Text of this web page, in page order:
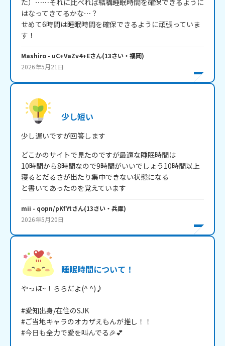
た）⋯⋯それに比べれば結構睡眠時間を確保できるように
はなってきてるかな⋯？
せめて6時間は睡眠時間を確保できるように頑張っていま
す！
Mashiro - uC+VaZv4+Eさん(13さい・ 福岡)
2026年5月21日
少し短い
少し遅いですが回答します
どこかのサイトで見たのですが最適な睡眠時間は
10時間から8時間なので9時間がいいでしょう10時間以上
寝るとだるさが出たり集中できない状態になる
と書いてあったのを覚えています
mii - qopn/pKfYtさん(13さい・ 兵庫)
2026年5月20日
睡眠時間について！
やっほ~！ららだよ(^ ^)♪
#愛知出身/在住のSJK
#ご当地キャラのオカザえもんが推し！！
#今日も全力で愛を叫んでる🎉💕